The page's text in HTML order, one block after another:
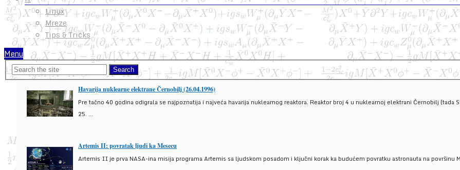
Linux
Mreze
Tips & Tricks
Menu
Havarija nuklearne elektrane Černobilj (26.04.1996)
Pre tačno 40 godina odigrala se najpoznatija i najveća havarija nuklearnog reaktora. Reaktor broj 4 u nuklearnoj elektrani Černobilj (tada
25. ...
Artemis II: povratak ljudi ka Mesecu
Artemis II je prva NASA-ina misija programa Artemis sa ljudskom posadom i ključni korak ka budućem povratku astronauta na površinu